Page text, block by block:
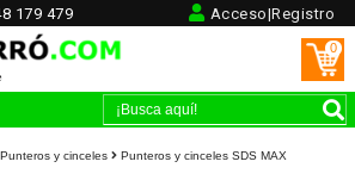
179 479 Acceso|Registro
0
Punteros y cinceles Punteros y cinceles SDS MAX